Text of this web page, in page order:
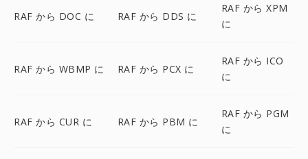
RAF から DOC に RAF から DDS に
RAF から XPM
に
RAF から WBMP に RAF から PCX に
RAF から ICO
に
RAF から CUR に RAF から PBM に
RAF から PGM
に